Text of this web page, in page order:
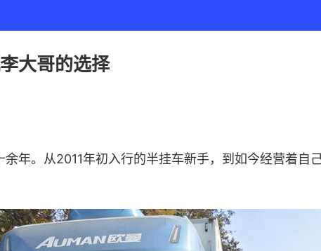
大哥的选择
年。从2011年初入行的半挂车新手，到如今经营着自